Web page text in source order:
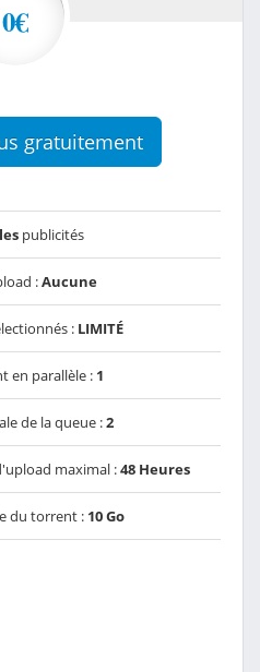
0€
gratuitement
publicités
:Aucune
: LIMITÉ
en parallèle : 1
de la queue :2
maximal :48 Heures
du torrent : 10 Go